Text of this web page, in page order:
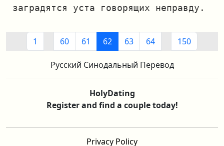
заградятся уста говорящих неправду.
1 60 61 62 63 64 150
Русский Синодальный Перевод
Privacy Policy
HolyDating
Register and find a couple today!